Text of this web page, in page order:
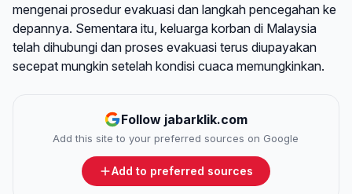
mengenai prosedur evakuasi dan langkah pencegahan ke
depannya. Sementara itu, keluarga korban di Malaysia
telah dihubungi dan proses evakuasi terus diupayakan
secepat mungkin setelah kondisi cuaca memungkinkan.
Follow jabarklik.com
Add this site to your preferred sources on Google
Add to preferred sources